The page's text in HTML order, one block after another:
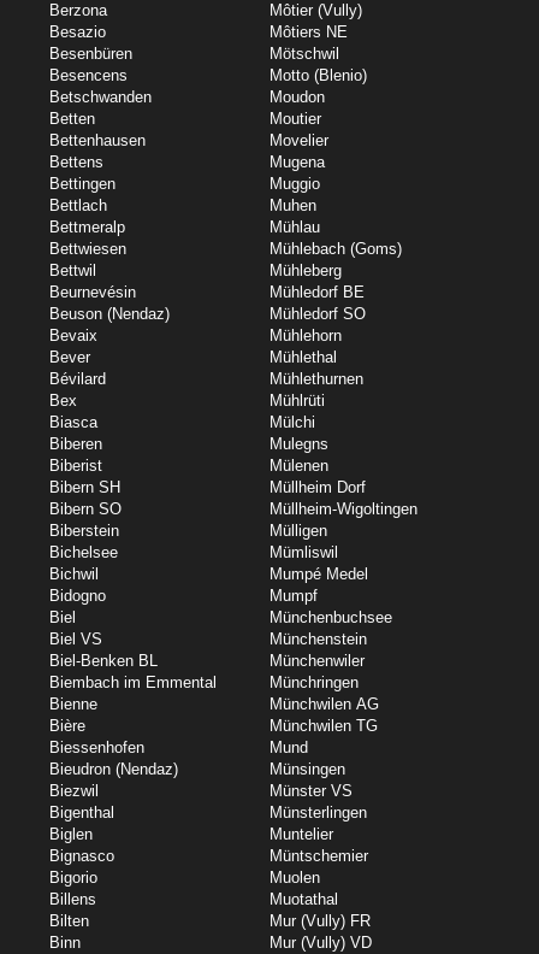
Berzona
Besazio
Besenbüren
Besencens
Betschwanden
Betten
Bettenhausen
Bettens
Bettingen
Bettlach
Bettmeralp
Bettwiesen
Bettwil
Beurnevésin
Beuson (Nendaz)
Bevaix
Bever
Bévilard
Bex
Biasca
Biberen
Biberist
Bibern SH
Bibern SO
Biberstein
Bichelsee
Bichwil
Bidogno
Biel
Biel VS
Biel-Benken BL
Biembach im Emmental
Bienne
Bière
Biessenhofen
Bieudron (Nendaz)
Biezwil
Bigenthal
Biglen
Bignasco
Bigorio
Billens
Bilten
Binn
Môtier (Vully)
Môtiers NE
Mötschwil
Motto (Blenio)
Moudon
Moutier
Movelier
Mugena
Muggio
Muhen
Mühlau
Mühlebach (Goms)
Mühleberg
Mühledorf BE
Mühledorf SO
Mühlehorn
Mühlethal
Mühlethurnen
Mühlrüti
Mülchi
Mulegns
Mülenen
Müllheim Dorf
Müllheim-Wigoltingen
Mülligen
Mümliswil
Mumpé Medel
Mumpf
Münchenbuchsee
Münchenstein
Münchenwiler
Münchringen
Münchwilen AG
Münchwilen TG
Mund
Münsingen
Münster VS
Münsterlingen
Muntelier
Müntschemier
Muolen
Muotathal
Mur (Vully) FR
Mur (Vully) VD